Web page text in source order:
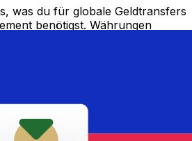
was du für globale Geldtransfers
benötigst. Währungen